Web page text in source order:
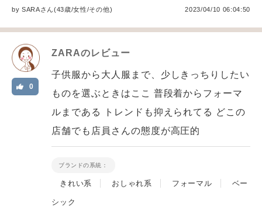
bySARAさん(43歳/女性/その他) 2023/04/10 06:04:50
ZARAのレビュー
0
子供服から大人服まで、少しきっちりしたい
ものを選ぶときはここ 普段着からフォーマ
ルまである トレンドも抑えられてる どこの
店舗でも店員さんの態度が高圧的
ブランドの系統：
きれい系 おしゃれ系 フォーマル ベー
シック